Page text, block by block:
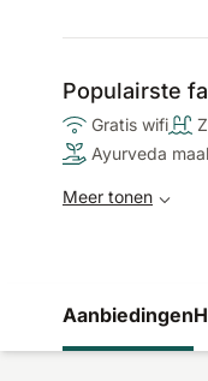
Populairste
Gratis wifi
Ayurveda
Meer tonen
Aanbiedingen